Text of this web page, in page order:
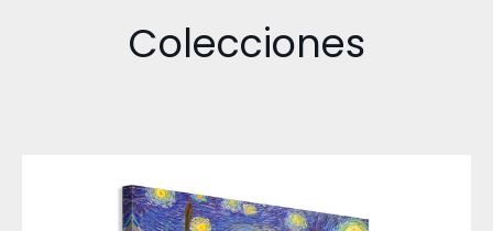
Colecciones